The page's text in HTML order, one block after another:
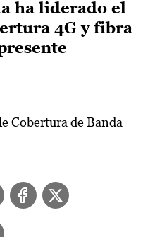
ha liderado el
4G y fibra
Cobertura de Banda